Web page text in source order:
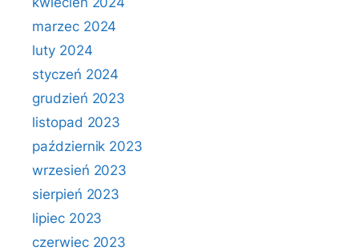
marzec 2024
luty 2024
styczeń 2024
grudzień 2023
listopad 2023
październik 2023
wrzesień 2023
sierpień 2023
lipiec 2023
czerwiec 2023